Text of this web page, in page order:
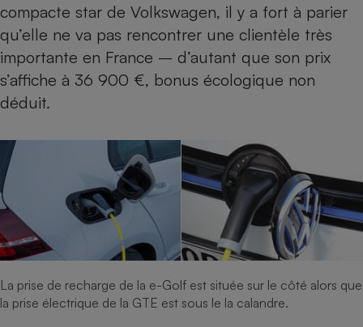
compacte star de Volkswagen, il y a fort à parier
qu’elle ne va pas rencontrer une clientèle très
importante en France – d’autant que son prix
s’affiche à 36 900 €, bonus écologique non
déduit.
La prise de recharge de la e-Golf est située sur le côté alors que
la prise électrique de la GTE est sous le la calandre.